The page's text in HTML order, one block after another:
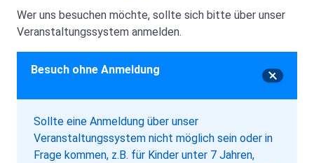
Wer uns besuchen möchte, sollte sich bitte über unser
Veranstaltungssystem anmelden.
Besuch ohne Anmeldung
Sollte eine Anmeldung über unser
Veranstaltungssystem nicht möglich sein oder in
Frage kommen, z.B. für Kinder unter 7 Jahren,